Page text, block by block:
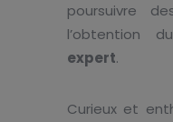
poursuivre
l’obtention
expert.
Curieux et